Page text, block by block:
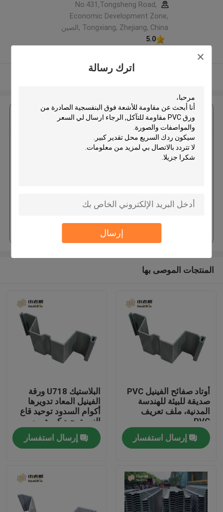
اترك رسالة
إرسال
الصفحة الرئيسية
منتجات
معلومات عنا
No.431,Tongsheng Road,
Economic Development Zone,
Tongxiang, Zhejiang, China ,الصين
5.0
عرض المزيد
احصل على افضل سعر ل
مقاومة للأشعة فوق البنفسجية
المنتجات الموصى بها
أوتاد صفائح الفينيل PVC
صديقة للبيئة للهندسة
المدنية، ملف تعريف
PVC
إرسال استفسار
البلاستيك U718 ورقة
الفينيل المعاد تدويرها
أكوام السدود توحيد قاع
النهر توحيد كومة من
البلاستيك ورقة
إرسال استفسار